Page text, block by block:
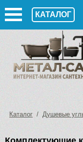
КАТАЛОГ
Каталог / Душевые